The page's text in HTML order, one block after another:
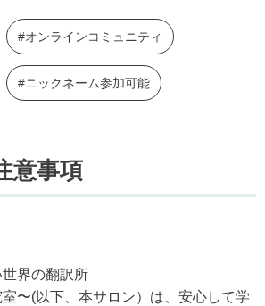
#オンラインコミュニティ
#ニックネーム参加可能
意事項
界の翻訳所
〜(以下、本サロン）は、安心して学